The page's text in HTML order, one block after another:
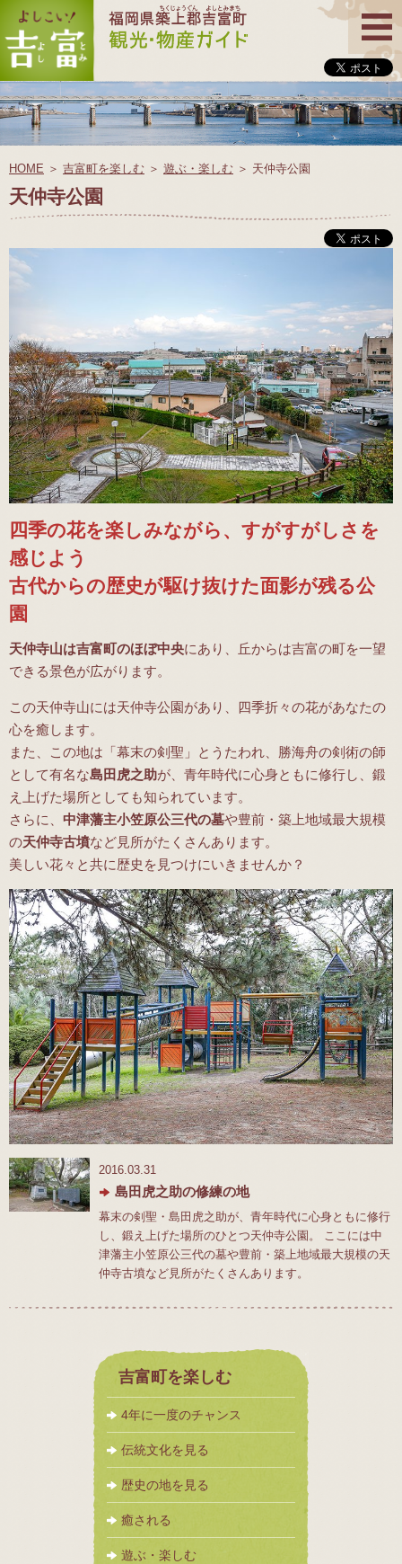
HOME ＞ 吉富町を楽しむ ＞ 遊ぶ・楽しむ ＞ 天仲寺公園
天仲寺公園
四季の花を楽しみながら、すがすがしさを
感じよう
古代からの歴史が駆け抜けた面影が残る公
園
天仲寺山は吉富町のほぼ中央にあり、丘からは吉富の町を一望
できる景色が広がります。
この天仲寺山には天仲寺公園があり、四季折々の花があなたの
心を癒します。
また、この地は「幕末の剣聖」とうたわれ、勝海舟の剣術の師
として有名な島田虎之助が、青年時代に心身ともに修行し、鍛
え上げた場所としても知られています。
さらに、 中津藩主小笠原公三代の墓や豊前・築上地域最大規模
の天仲寺古墳など見所がたくさんあります。
美しい花々と共に歴史を見つけにいきませんか？
2016.03.31
島田虎之助の修練の地
幕末の剣聖・島田虎之助が、青年時代に心身ともに修行
し、鍛え上げた場所のひとつ天仲寺公園。 ここには中
津藩主小笠原公三代の墓や豊前・築上地域最大規模の天
仲寺古墳など見所がたくさんあります。
吉富町を楽しむ
4年に一度のチャンス
伝統文化を見る
歴史の地を見る
癒される
遊ぶ・楽しむ